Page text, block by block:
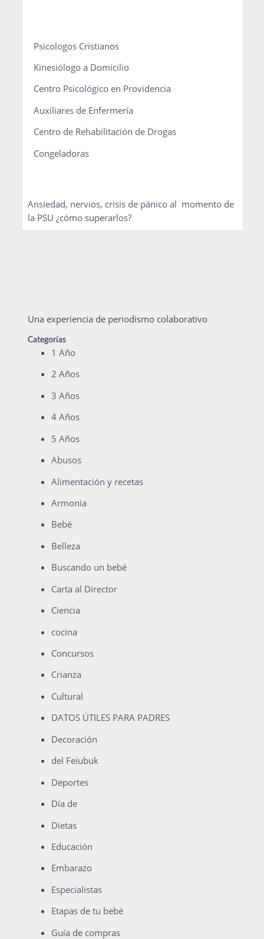
Psicologos Cristianos
Kinesiólogo a Domicilio
Centro Psicológico en Providencia
Auxiliares de Enfermería
Centro de Rehabilitación de Drogas
Congeladoras
Ansiedad, nervios, crisis de pánico al momento de
la PSU ¿cómo superarlos?
Una experiencia de periodismo colaborativo
Categorías
1 Año
2 Años
3 Años
4 Años
5 Años
Abusos
Alimentación y recetas
Armonia
Bebé
Belleza
Buscando un bebé
Carta al Director
Ciencia
cocina
Concursos
Crianza
Cultural
DATOS ÚTILES PARA PADRES
Decoración
del Feiubuk
Deportes
Día de
Dietas
Educación
Embarazo
Especialistas
Etapas de tu bebé
Guía de compras